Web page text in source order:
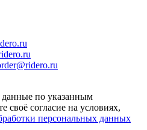
данные по указанным
своё согласие на условиях,
персональных данных